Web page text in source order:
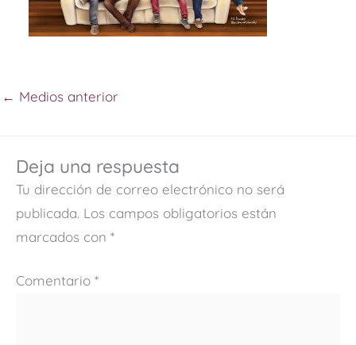
← Medios anterior
Deja una respuesta
Tu dirección de correo electrónico no será
publicada. Los campos obligatorios están
marcados con *
Comentario *